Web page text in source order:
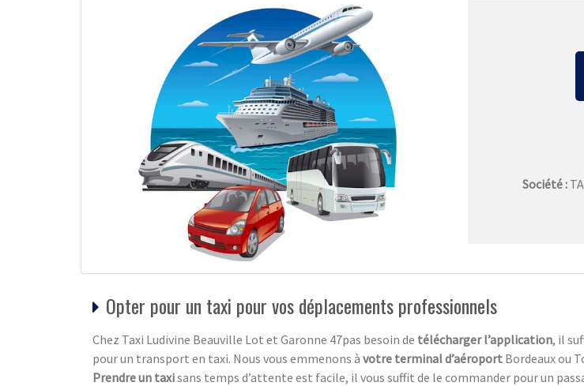
Société :
Opter pour un taxi pour vos déplacements professionnels
Chez Taxi Ludivine Beauville Lot et Garonne 47pas besoin de télécharger l’application, il
pour un transport en taxi. Nous vous emmenons à votre terminal d’aéroport Bordeaux ou
Prendre un taxisans temps d’attente est facile, il vous suffit de le commander pour un